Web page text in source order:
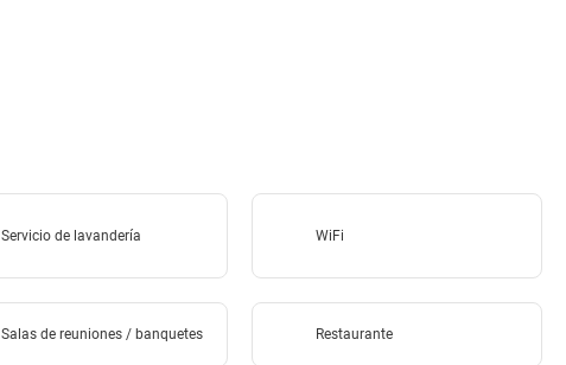
Servicio de lavandería WiFi
Salas de reuniones / banquetes Restaurante